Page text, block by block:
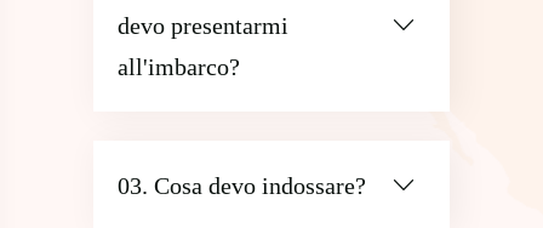
devo presentarmi
all'imbarco?
03. Cosa devo indossare?